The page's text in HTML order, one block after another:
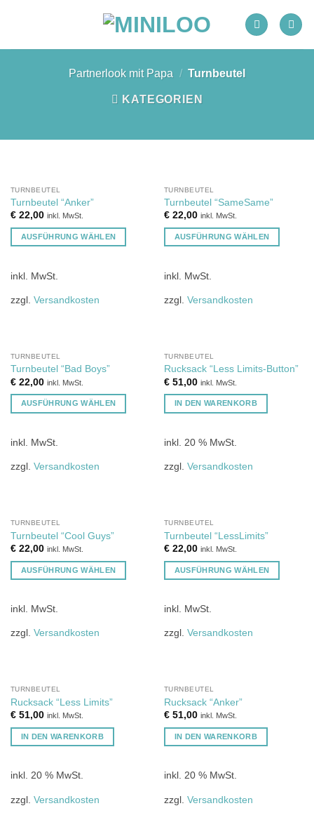
Partnerlook mit Papa / Turnbeutel
KATEGORIEN
TURNBEUTEL
Turnbeutel “Anker”
€22,00 inkl. MwSt.
AUSFÜHRUNG WÄHLEN
weist
mehrere
Optionen
können
auf
der
Produktseite
werden
inkl. MwSt.
zzgl. Versandkosten
TURNBEUTEL
Turnbeutel “SameSame”
€22,00 inkl. MwSt.
AUSFÜHRUNG WÄHLEN
weist
mehrere
Optionen
können
auf
der
Produktseite
werden
inkl. MwSt.
zzgl. Versandkosten
TURNBEUTEL
Turnbeutel “Bad Boys”
€22,00 inkl. MwSt.
AUSFÜHRUNG WÄHLEN
weist
mehrere
Optionen
können
auf
der
Produktseite
werden
inkl. MwSt.
zzgl. Versandkosten
TURNBEUTEL
Rucksack “Less Limits-Button”
€51,00 inkl. MwSt.
IN DEN WARENKORB
inkl. 20 % MwSt.
zzgl. Versandkosten
TURNBEUTEL
Turnbeutel “Cool Guys”
€22,00 inkl. MwSt.
AUSFÜHRUNG WÄHLEN
mehrere
Optionen
können
auf
der
Produktseite
werden
inkl. MwSt.
zzgl. Versandkosten
TURNBEUTEL
Turnbeutel “LessLimits”
€22,00 inkl. MwSt.
AUSFÜHRUNG WÄHLEN
mehrere
Optionen
können
auf
der
Produktseite
werden
inkl. MwSt.
zzgl. Versandkosten
TURNBEUTEL
Rucksack “Less Limits”
€51,00 inkl. MwSt.
IN DEN WARENKORB
inkl. 20 % MwSt.
zzgl. Versandkosten
TURNBEUTEL
Rucksack “Anker”
€51,00 inkl. MwSt.
IN DEN WARENKORB
inkl. 20 % MwSt.
zzgl. Versandkosten